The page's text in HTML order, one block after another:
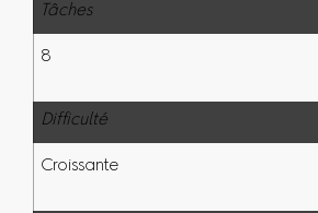
Tâches
8
Difficulté
Croissante